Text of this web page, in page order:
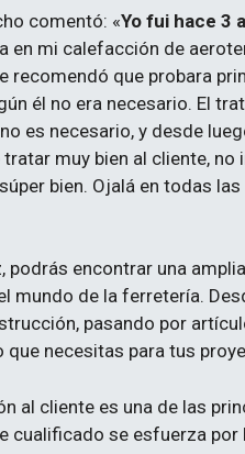
comentó: «Yo fui hace 3
en mi calefacción de
recomendó que probara
él no era necesario. El
es necesario, y desde
muy bien al cliente,
bien. Ojalá en todas
podrás encontrar una
mundo de la ferretería.
pasando por
que necesitas para tus
al cliente es una de las
cualificado se esfuerza